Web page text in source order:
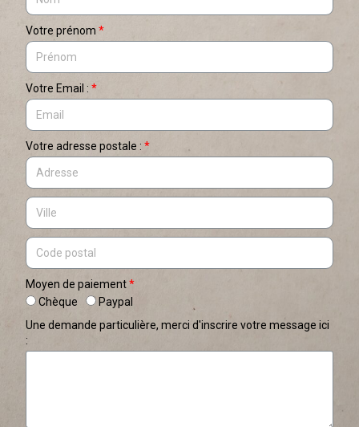
Votre prénom
Votre Email :
Votre adresse postale :
Moyen de paiement
Chèque
Paypal
Une demande particulière, merci d'inscrire votre message ici
: